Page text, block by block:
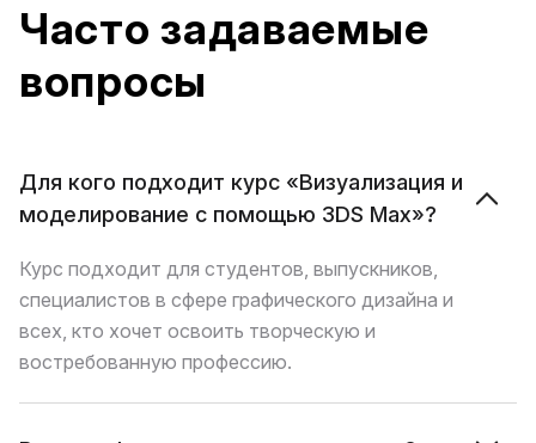
Часто задаваемые
вопросы
Для кого подходит курс «Визуализация и
моделирование с помощью 3DS Max»?
Курс подходит для студентов, выпускников,
специалистов в сфере графического дизайна и
всех, кто хочет освоить творческую и
востребованную профессию.